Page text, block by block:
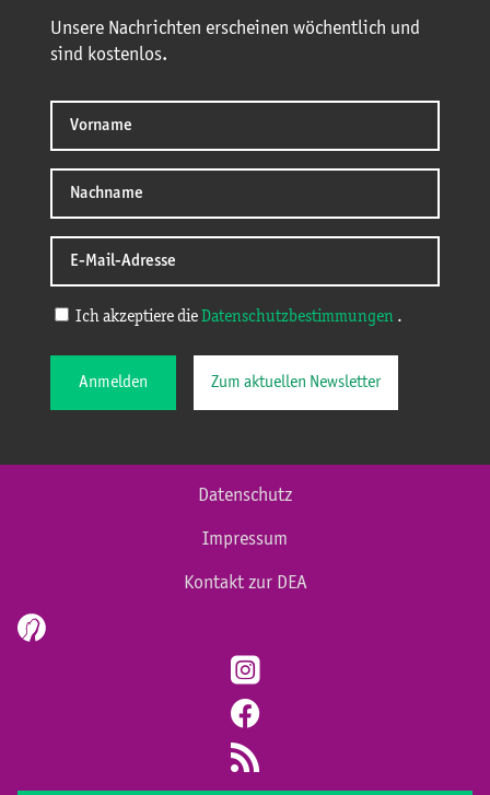
Unsere Nachrichten erscheinen wöchentlich und
sind kostenlos.
Ich akzeptiere die Datenschutzbestimmungen .
Anmelden Zum aktuellen Newsletter
Datenschutz
Impressum
Kontakt zur DEA